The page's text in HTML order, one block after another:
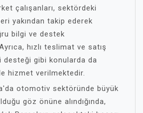
çalışanları, sektördeki
yakından takip ederek
bilgi ve destek
hızlı teslimat ve satış
desteği gibi konularda da
hizmet verilmektedir.
otomotiv sektöründe büyük
göz önüne alındığında,